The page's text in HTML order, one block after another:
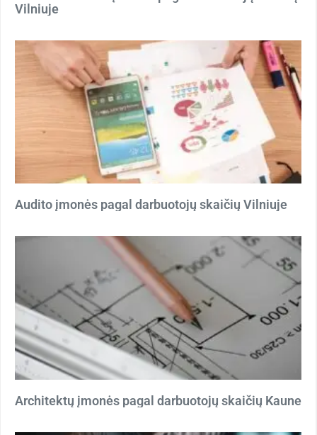
Vilniuje
Audito įmonės pagal darbuotojų skaičių Vilniuje
Architektų įmonės pagal darbuotojų skaičių Kaune